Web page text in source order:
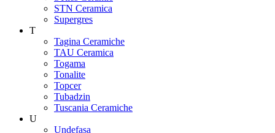
STN Ceramica
Supergres
T
Tagina Ceramiche
TAU Ceramica
Togama
Tonalite
Topcer
Tubadzin
Tuscania Ceramiche
U
Undefasa